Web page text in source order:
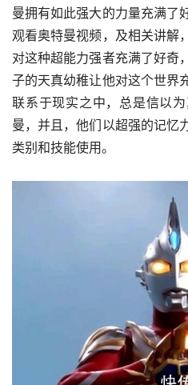
曼拥有如此强大的力量充满了
观看奥特曼视频，及相关讲解
对这种超能力强者充满了好奇
子的天真幼稚让他对这个世界
联系于现实之中，总是信以
曼，并且，他们以超强的记忆
类别和技能使用。